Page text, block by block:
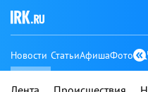
Новости СтатьиАфишаФото